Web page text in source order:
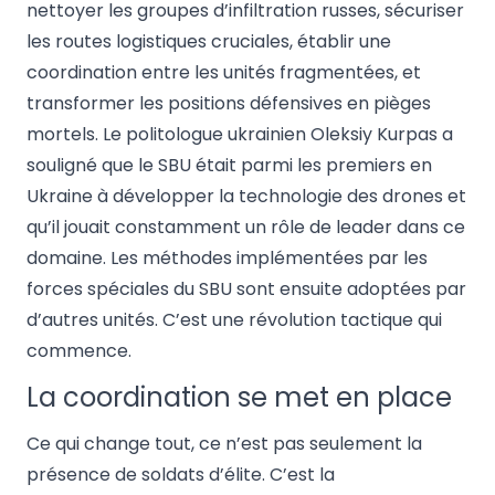
nettoyer les groupes d’infiltration russes, sécuriser
les routes logistiques cruciales, établir une
coordination entre les unités fragmentées, et
transformer les positions défensives en pièges
mortels. Le politologue ukrainien Oleksiy Kurpas a
souligné que le SBU était parmi les premiers en
Ukraine à développer la technologie des drones et
qu’il jouait constamment un rôle de leader dans ce
domaine. Les méthodes implémentées par les
forces spéciales du SBU sont ensuite adoptées par
d’autres unités. C’est une révolution tactique qui
commence.
La coordination se met en place
Ce qui change tout, ce n’est pas seulement la
présence de soldats d’élite. C’est la